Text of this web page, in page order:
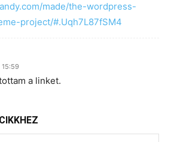
made/the-wordpress-
project/#.Uqh7L87fSM4
15:59
a linket.